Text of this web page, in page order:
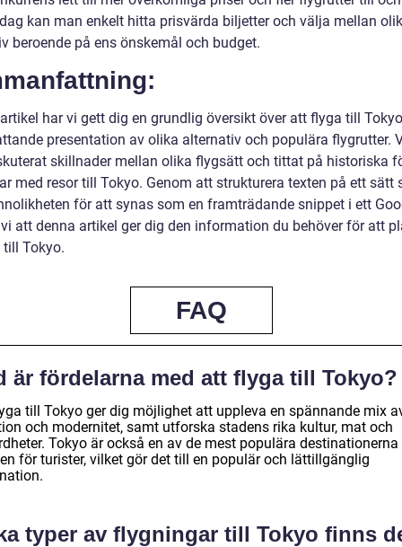
kan man enkelt hitta prisvärda biljetter och välja mellan
beroende på ens önskemål och budget.
har vi gett dig en grundlig översikt över att flyga till
presentation av olika alternativ och populära flygrutter.
skillnader mellan olika flygsätt och tittat på historiska
med resor till Tokyo. Genom att strukturera texten på ett sätt
för att synas som en framträdande snippet i ett
att denna artikel ger dig den information du behöver för att
till Tokyo.
FAQ
är fördelarna med att flyga till Tokyo?
till Tokyo ger dig möjlighet att uppleva en spännande mix
och modernitet, samt utforska stadens rika kultur, mat och
Tokyo är också en av de mest populära destinationerna
för turister, vilket gör det till en populär och lättillgänglig
typer av flygningar till Tokyo finns